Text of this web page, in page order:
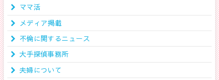
ママ活
メディア掲載
不倫に関するニュース
大手探偵事務所
夫婦について